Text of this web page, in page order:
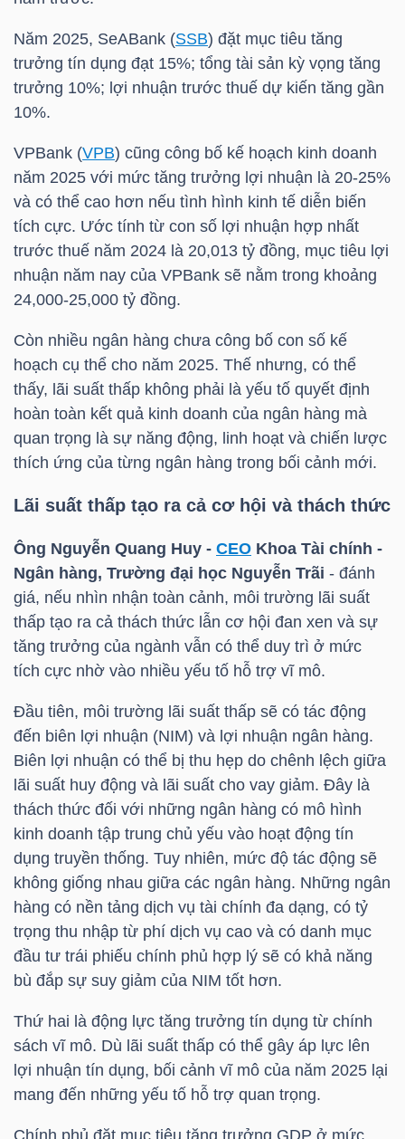
Năm 2025, SeABank (SSB) đặt mục tiêu tăng
trưởng tín dụng đạt 15%; tổng tài sản kỳ vọng tăng
trưởng 10%; lợi nhuận trước thuế dự kiến tăng gần
10%.
VPBank (VPB) cũng công bố kế hoạch kinh doanh
năm 2025 với mức tăng trưởng lợi nhuận là 20-25%
và có thể cao hơn nếu tình hình kinh tế diễn biến
tích cực. Ước tính từ con số lợi nhuận hợp nhất
trước thuế năm 2024 là 20,013 tỷ đồng, mục tiêu lợi
nhuận năm nay của VPBank sẽ nằm trong khoảng
24,000-25,000 tỷ đồng.
Còn nhiều ngân hàng chưa công bố con số kế
hoạch cụ thể cho năm 2025. Thế nhưng, có thể
thấy, lãi suất thấp không phải là yếu tố quyết định
hoàn toàn kết quả kinh doanh của ngân hàng mà
quan trọng là sự năng động, linh hoạt và chiến lược
thích ứng của từng ngân hàng trong bối cảnh mới.
Lãi suất thấp tạo ra cả cơ hội và thách thức
Ông Nguyễn Quang Huy - CEO Khoa Tài chính -
Ngân hàng, Trường đại học Nguyễn Trãi - đánh
giá, nếu nhìn nhận toàn cảnh, môi trường lãi suất
thấp tạo ra cả thách thức lẫn cơ hội đan xen và sự
tăng trưởng của ngành vẫn có thể duy trì ở mức
tích cực nhờ vào nhiều yếu tố hỗ trợ vĩ mô.
Đầu tiên, môi trường lãi suất thấp sẽ có tác động
đến biên lợi nhuận (NIM) và lợi nhuận ngân hàng.
Biên lợi nhuận có thể bị thu hẹp do chênh lệch giữa
lãi suất huy động và lãi suất cho vay giảm. Đây là
thách thức đối với những ngân hàng có mô hình
kinh doanh tập trung chủ yếu vào hoạt động tín
dụng truyền thống. Tuy nhiên, mức độ tác động sẽ
không giống nhau giữa các ngân hàng. Những ngân
hàng có nền tảng dịch vụ tài chính đa dạng, có tỷ
trọng thu nhập từ phí dịch vụ cao và có danh mục
đầu tư trái phiếu chính phủ hợp lý sẽ có khả năng
bù đắp sự suy giảm của NIM tốt hơn.
Thứ hai là động lực tăng trưởng tín dụng từ chính
sách vĩ mô. Dù lãi suất thấp có thể gây áp lực lên
lợi nhuận tín dụng, bối cảnh vĩ mô của năm 2025 lại
mang đến những yếu tố hỗ trợ quan trọng.
CÔNG
ĐẦU
TƯ
LIỆU
Ngành
(-)
VS-
LƯỢNG
NGUYÊN
VẬT
CÔNG
NGHIỆP
TIÊU
DÙNG
KHÔNG